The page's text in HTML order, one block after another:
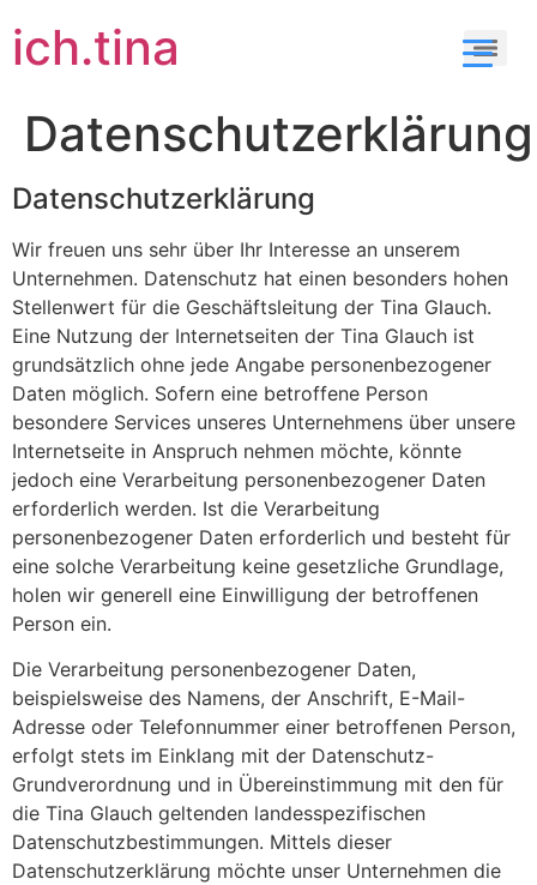
ich.tina
Datenschutzerklärung
Datenschutzerklärung
Wir freuen uns sehr über Ihr Interesse an unserem
Unternehmen. Datenschutz hat einen besonders hohen
Stellenwert für die Geschäftsleitung der Tina Glauch.
Eine Nutzung der Internetseiten der Tina Glauch ist
grundsätzlich ohne jede Angabe personenbezogener
Daten möglich. Sofern eine betroffene Person
besondere Services unseres Unternehmens über unsere
Internetseite in Anspruch nehmen möchte, könnte
jedoch eine Verarbeitung personenbezogener Daten
erforderlich werden. Ist die Verarbeitung
personenbezogener Daten erforderlich und besteht für
eine solche Verarbeitung keine gesetzliche Grundlage,
holen wir generell eine Einwilligung der betroffenen
Person ein.
Die Verarbeitung personenbezogener Daten,
beispielsweise des Namens, der Anschrift, E-Mail-
Adresse oder Telefonnummer einer betroffenen Person,
erfolgt stets im Einklang mit der Datenschutz-
Grundverordnung und in Übereinstimmung mit den für
die Tina Glauch geltenden landesspezifischen
Datenschutzbestimmungen. Mittels dieser
Datenschutzerklärung möchte unser Unternehmen die